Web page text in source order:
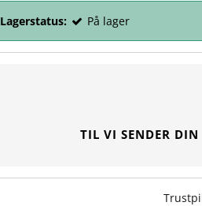
Lagerstatus: På lager
TIL VI SENDER